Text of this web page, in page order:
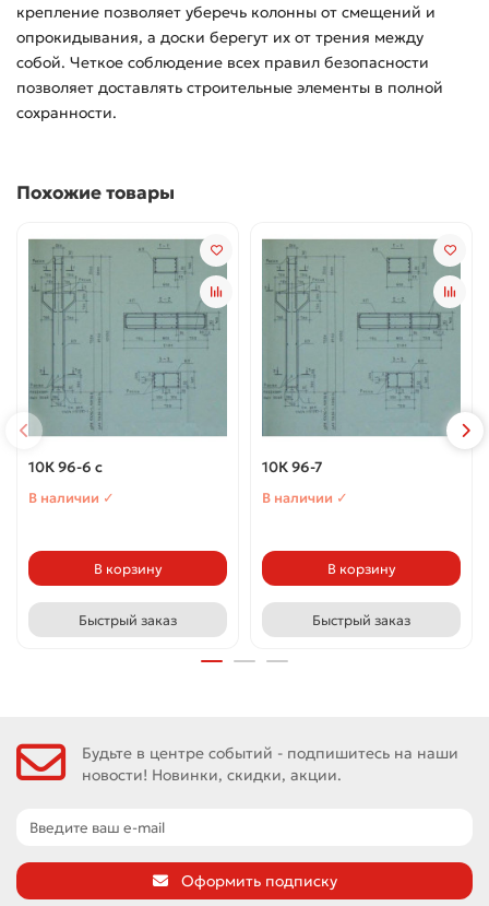
крепление позволяет уберечь колонны от смещений и
опрокидывания, а доски берегут их от трения между
собой. Четкое соблюдение всех правил безопасности
позволяет доставлять строительные элементы в полной
сохранности.
Похожие товары
10К 96-6 с
В наличии ✓
В корзину
Быстрый заказ
10К 96-7
В наличии ✓
В корзину
Быстрый заказ
Будьте в центре событий - подпишитесь на наши
новости! Новинки, скидки, акции.
Оформить подписку